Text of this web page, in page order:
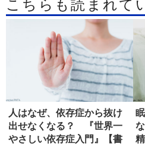
こちらも読まれて
人はなぜ、依存症から抜け
出せなくなる？ 『世界一
やさしい依存症入門』【書